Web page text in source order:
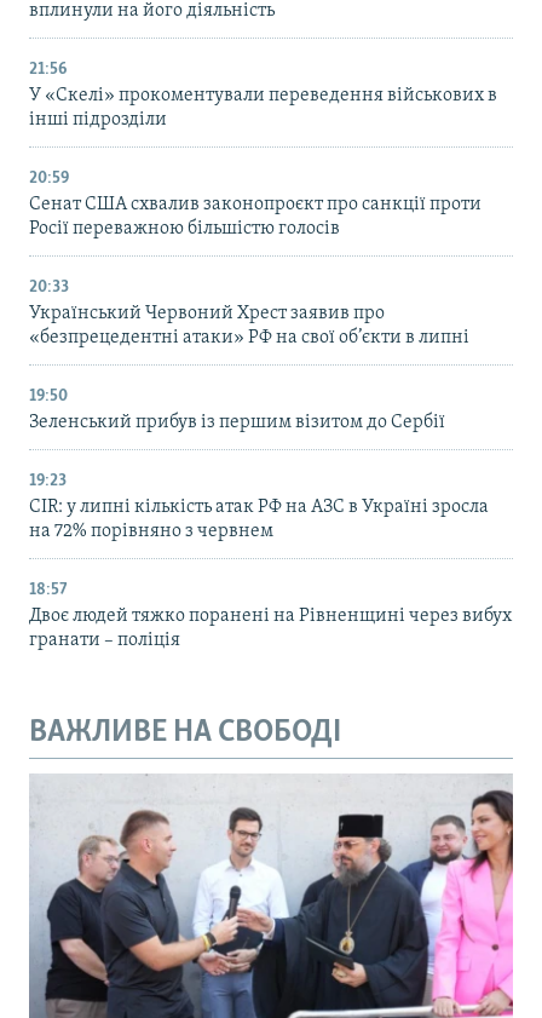
вплинули на його діяльність
21:56
У «Скелі» прокоментували переведення військових в
інші підрозділи
20:59
Cенат США схвалив законопроєкт про санкції проти
Росії переважною більшістю голосів
20:33
Український Червоний Хрест заявив про
«безпрецедентні атаки» РФ на свої об’єкти в липні
19:50
Зеленський прибув із першим візитом до Сербії
19:23
CIR: у липні кількість атак РФ на АЗС в Україні зросла
на 72% порівняно з червнем
18:57
Двоє людей тяжко поранені на Рівненщині через вибух
гранати – поліція
ВАЖЛИВЕ НА СВОБОДІ